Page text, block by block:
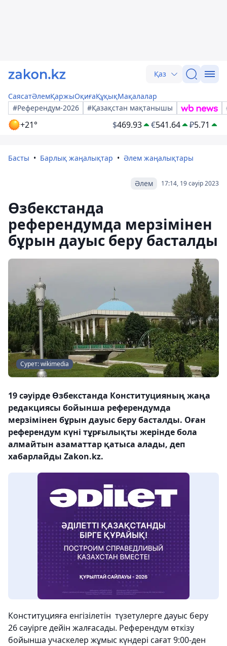
Қаз
СаясатӘлемҚаржыОқиғаҚұқықМақалалар
#Референдум-2026
#Қазақстан мақтанышы
+21° $469.93 €541.64 ₽5.71
Басты Барлық жаңалықтар Әлем жаңалықтары
17:14, 19 сәуір 2023
Әлем
Өзбекстанда
референдумда мерзімінен
бұрын дауыс беру басталды
Сурет: wikimedia
19 сәуірде Өзбекстанда Конституцияның жаңа
редакциясы бойынша референдумда
мерзімінен бұрын дауыс беру басталды. Оған
референдум күні тұрғылықты жерінде бола
алмайтын азаматтар қатыса алады, деп
хабарлайды Zakon.kz.
Конституцияға енгізілетін түзетулерге дауыс беру
26 сәуірге дейін жалғасады. Референдум өткізу
бойынша учаскелер жұмыс күндері сағат 9:00-ден